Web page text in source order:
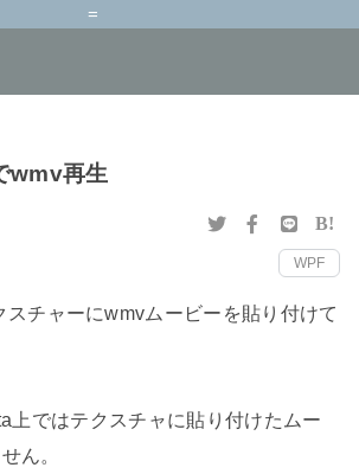
=
wmv再生
B!
WPF
チャーにwmvムービーを貼り付けて
上ではテクスチャに貼り付けたムー
ん。